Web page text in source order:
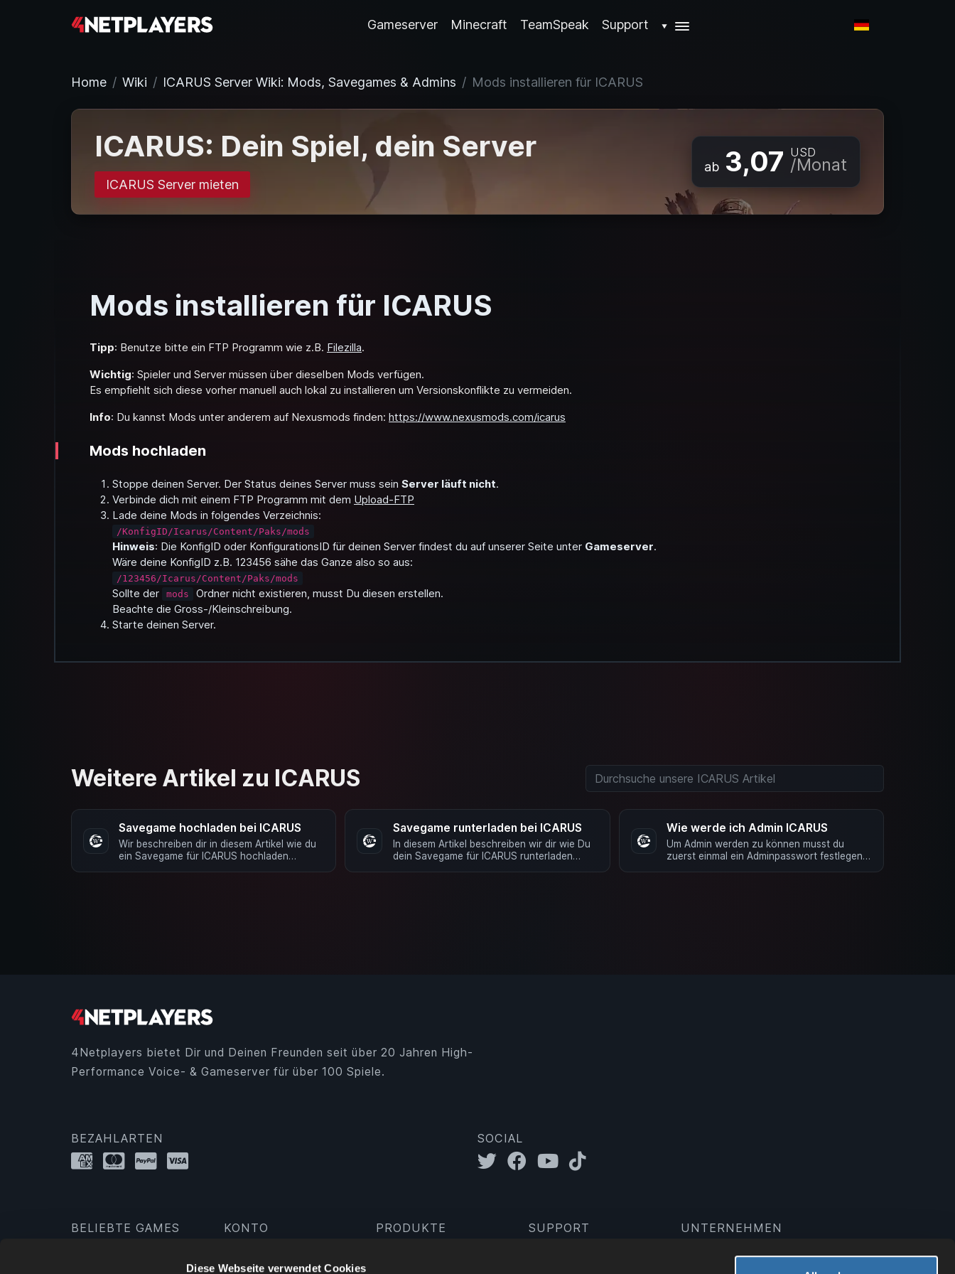
Diese Webseite verwendet Cookies
Gameserver Minecraft TeamSpeak Support ▼
Home Wiki ICARUS Server Wiki: Mods, Savegames & Admins Mods installieren für ICARUS
ICARUS: Dein Spiel, dein Server
ICARUS Server mieten
ab 3,07 USD
/Monat
Mods installieren für ICARUS
Tipp: Benutze bitte ein FTP Programm wie z.B. Filezilla.
Wichtig: Spieler und Server müssen über dieselben Mods verfügen.
Es empfiehlt sich diese vorher manuell auch lokal zu installieren um Versionskonflikte zu vermeiden.
Info: Du kannst Mods unter anderem auf Nexusmods finden: https://www.nexusmods.com/icarus
Mods hochladen
Stoppe deinen Server. Der Status deines Server muss sein Server läuft nicht.
Verbinde dich mit einem FTP Programm mit dem Upload-FTP
Lade deine Mods in folgendes Verzeichnis:
/KonfigID/Icarus/Content/Paks/mods
Hinweis: Die KonfigID oder KonfigurationsID für deinen Server findest du auf unserer Seite unter Gameserver.
Wäre deine KonfigID z.B. 123456 sähe das Ganze also so aus:
/123456/Icarus/Content/Paks/mods
Sollte der mods
Ordner nicht existieren, musst Du diesen erstellen.
Beachte die Gross-/Kleinschreibung.
Starte deinen Server.
Weitere Artikel zu ICARUS
Savegame hochladen bei ICARUS
Wir beschreiben dir in diesem Artikel wie du
ein Savegame für ICARUS hochladen
Savegame runterladen bei ICARUS
In diesem Artikel beschreiben wir dir wie Du
dein Savegame für ICARUS runterladen
Wie werde ich Admin ICARUS
Um Admin werden zu können musst du
zuerst einmal ein Adminpasswort festlegen.
4Netplayers bietet Dir und Deinen Freunden seit über 20 Jahren High-
Performance Voice- & Gameserver für über 100 Spiele.
BEZAHLARTEN SOCIAL
BELIEBTE GAMES KONTO PRODUKTE SUPPORT UNTERNEHMEN